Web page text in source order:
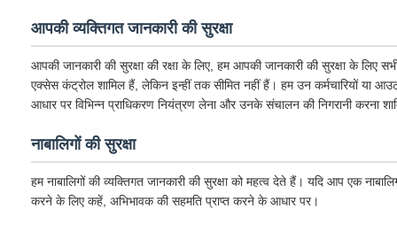
आपकी व्यक्तिगत जानकारी की सुरक्षा
आपकी जानकारी की सुरक्षा की रक्षा के लिए, हम आपकी जानकारी की सुरक्षा के लिए
एक्सेस कंट्रोल शामिल हैं, लेकिन इन्हीं तक सीमित नहीं हैं। हम उन कर्मचारियों या
आधार पर विभिन्न प्राधिकरण नियंत्रण लेना और उनके संचालन की निगरानी करना
नाबालिगों की सुरक्षा
हम नाबालिगों की व्यक्तिगत जानकारी की सुरक्षा को महत्व देते हैं। यदि आप एक
करने के लिए कहें, अभिभावक की सहमति प्राप्त करने के आधार पर।